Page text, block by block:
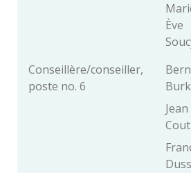
Ève
Conseillère/conseiller,
poste no. 6
Jean